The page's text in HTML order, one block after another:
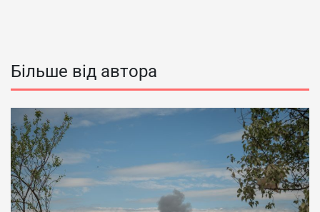
Більше від автора